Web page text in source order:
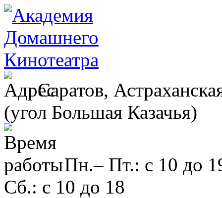
Саратов,
(угол Большая Казачья)
Пн.– Пт.: с 10 до
Сб.: с 10 до 18